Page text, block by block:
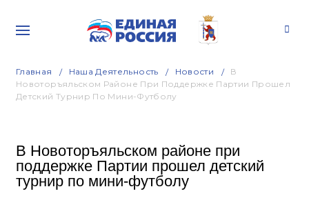
Главная Наша Деятельность Новости
В
Новоторъяльском Районе При Поддержке Партии Прошел
Детский Турнир По Мини-Футболу
В Новоторъяльском районе при
поддержке Партии прошел детский
турнир по мини-футболу